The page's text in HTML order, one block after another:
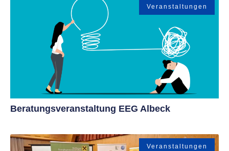
Veranstaltungen
Beratungsveranstaltung EEG Albeck
Veranstaltungen